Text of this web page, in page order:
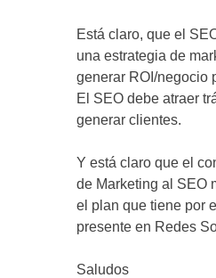
Está claro, que el
una estrategia de
generar ROI/negocio
El SEO debe atraer
generar clientes.
Y está claro que el
de Marketing al SEO
el plan que tiene por
presente en Redes
Saludos